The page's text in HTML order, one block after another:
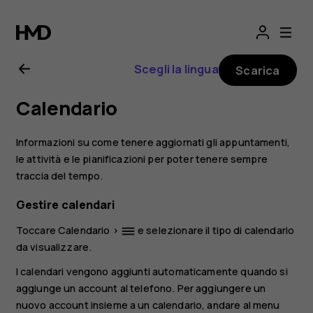
Manuale
d’uso
del
Nokia
8.1
Scegli la lingua Scarica
Calendario
Informazioni su come tenere aggiornati gli appuntamenti,
le attività e le pianificazioni per poter tenere sempre
traccia del tempo.
Gestire calendari
ToccareCalendario > dehaze e selezionare il tipo di calendario
da visualizzare.
I calendari vengono aggiunti automaticamente quando si
aggiunge un account al telefono. Per aggiungere un
nuovo account insieme a un calendario, andare al menu